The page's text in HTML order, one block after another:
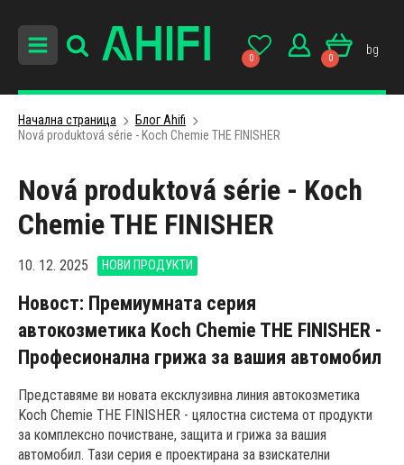
0 0
bg
Начална страница
Блог Ahifi
Nová produktová série - Koch Chemie THE FINISHER
Nová produktová série - Koch
Chemie THE FINISHER
10. 12. 2025 НОВИ ПРОДУКТИ
Новост: Премиумната серия
автокозметика Koch Chemie THE FINISHER -
Професионална грижа за вашия автомобил
Представяме ви новата ексклузивна линия автокозметика
Koch Chemie THE FINISHER - цялостна система от продукти
за комплексно почистване, защита и грижа за вашия
автомобил. Тази серия е проектирана за взискателни